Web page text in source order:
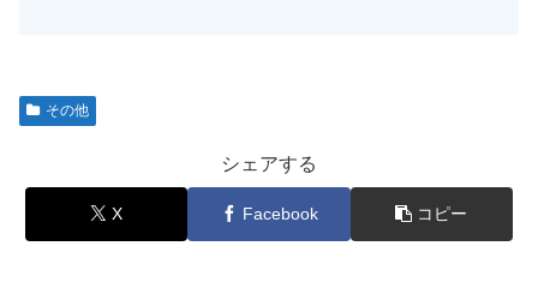
その他
シェアする
X Facebook コピー